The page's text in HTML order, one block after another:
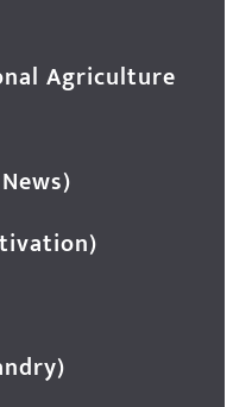
Agriculture